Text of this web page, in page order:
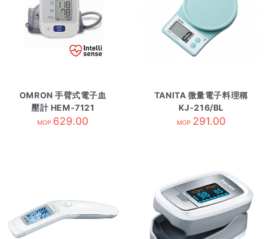
OMRON 手臂式電子血
壓計 HEM-7121
MOP 629.00
TANITA 微量電子料理稱
KJ-216/BL
MOP 291.00